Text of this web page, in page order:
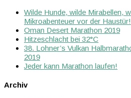
Wilde Hunde, wilde Mirabellen,
Mikroabenteuer vor der Haustür!
Oman Desert Marathon 2019
Hitzeschlacht bei 32°C
38. Lohner’s Vulkan
2019
Jeder kann Marathon laufen!
Archiv